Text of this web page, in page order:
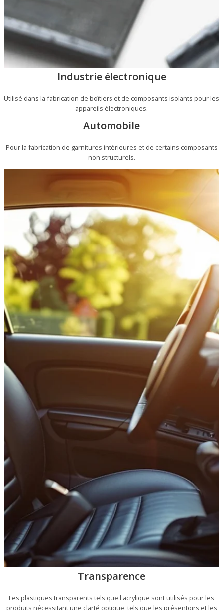
Industrie électronique
Utilisé dans la fabrication de boîtiers et de composants isolants pour les
appareils électroniques.
Automobile
Pour la fabrication de garnitures intérieures et de certains composants
non structurels.
Transparence
Les plastiques transparents tels que l'acrylique sont utilisés pour les
produits nécessitant une clarté optique, tels que les présentoirs et les